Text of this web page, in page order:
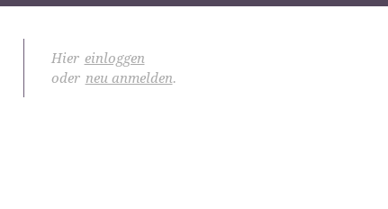
Hier einloggen
oder neu anmelden.